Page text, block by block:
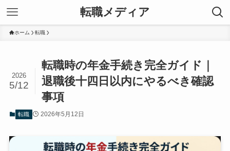
転職メディア
ホーム 転職
転職時の年金手続き完全ガイド｜
退職後十四日以内にやるべき確認
事項
2026
5/12
転職 2026年5月12日